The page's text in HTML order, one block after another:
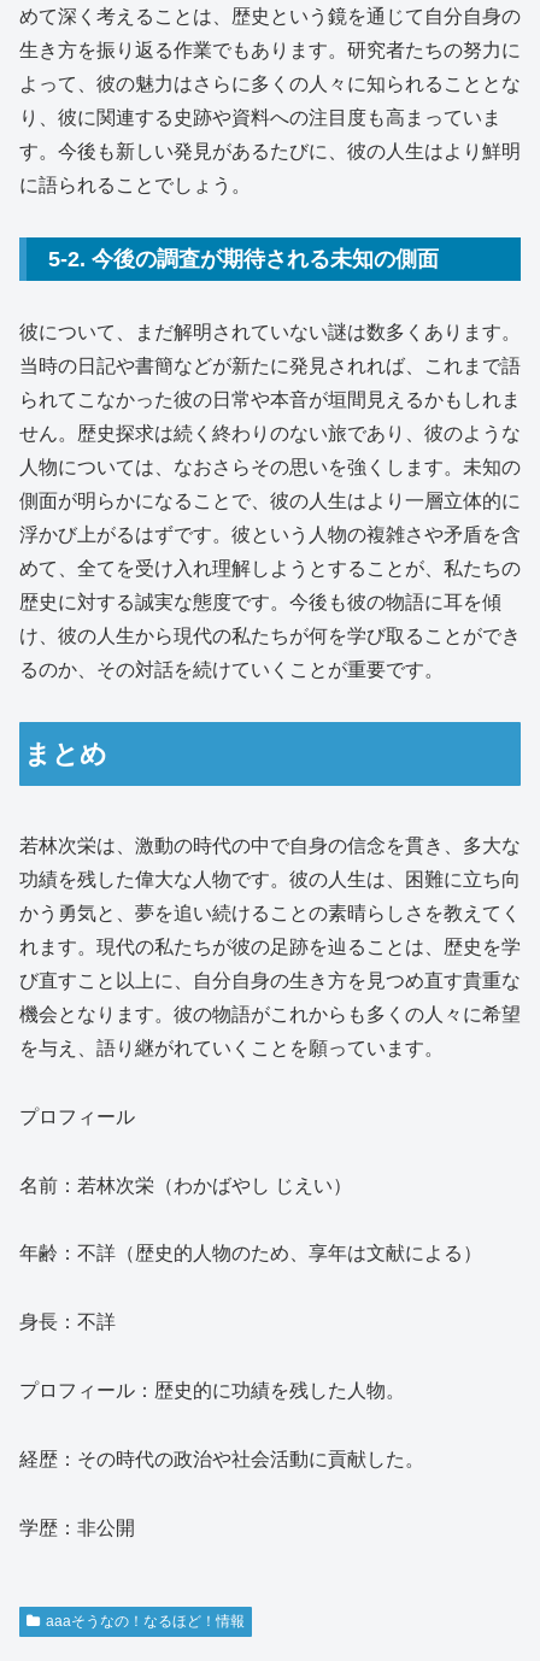
めて深く考えることは、歴史という鏡を通じて自分自身の
生き方を振り返る作業でもあります。研究者たちの努力に
よって、彼の魅力はさらに多くの人々に知られることとな
り、彼に関連する史跡や資料への注目度も高まっていま
す。今後も新しい発見があるたびに、彼の人生はより鮮明
に語られることでしょう。
5-2. 今後の調査が期待される未知の側面
彼について、まだ解明されていない謎は数多くあります。
当時の日記や書簡などが新たに発見されれば、これまで語
られてこなかった彼の日常や本音が垣間見えるかもしれま
せん。歴史探求は続く終わりのない旅であり、彼のような
人物については、なおさらその思いを強くします。未知の
側面が明らかになることで、彼の人生はより一層立体的に
浮かび上がるはずです。彼という人物の複雑さや矛盾を含
めて、全てを受け入れ理解しようとすることが、私たちの
歴史に対する誠実な態度です。今後も彼の物語に耳を傾
け、彼の人生から現代の私たちが何を学び取ることができ
るのか、その対話を続けていくことが重要です。
まとめ
若林次栄は、激動の時代の中で自身の信念を貫き、多大な
功績を残した偉大な人物です。彼の人生は、困難に立ち向
かう勇気と、夢を追い続けることの素晴らしさを教えてく
れます。現代の私たちが彼の足跡を辿ることは、歴史を学
び直すこと以上に、自分自身の生き方を見つめ直す貴重な
機会となります。彼の物語がこれからも多くの人々に希望
を与え、語り継がれていくことを願っています。
プロフィール
名前：若林次栄（わかばやし じえい）
年齢：不詳（歴史的人物のため、享年は文献による）
身長：不詳
プロフィール：歴史的に功績を残した人物。
経歴：その時代の政治や社会活動に貢献した。
学歴：非公開
aaaそうなの！なるほど！情報